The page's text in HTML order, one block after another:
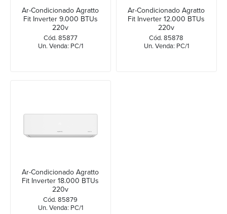
Ar-Condicionado Agratto
Fit Inverter 9.000 BTUs
220v
Cód. 85877
Un. Venda: PC/1
Ar-Condicionado Agratto
Fit Inverter 12.000 BTUs
220v
Cód. 85878
Un. Venda: PC/1
Ar-Condicionado Agratto
Fit Inverter 18.000 BTUs
220v
Cód. 85879
Un. Venda: PC/1